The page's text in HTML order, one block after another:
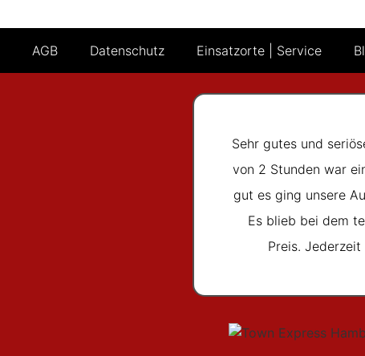
AGB Datenschutz Einsatzorte | Service
Sehr gutes und
von 2 Stunden war
gut es ging unsere
Es blieb bei dem
Preis.